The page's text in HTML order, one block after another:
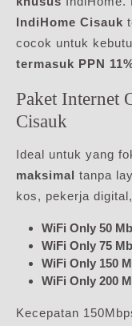
IndiHome Cisauk
cocok untuk
termasuk PPN
Paket Internet
Cisauk
Ideal untuk yang
maksimal tanpa
kos, pekerja
WiFi Only 50
WiFi Only 75
WiFi Only 150
WiFi Only 200
Kecepatan